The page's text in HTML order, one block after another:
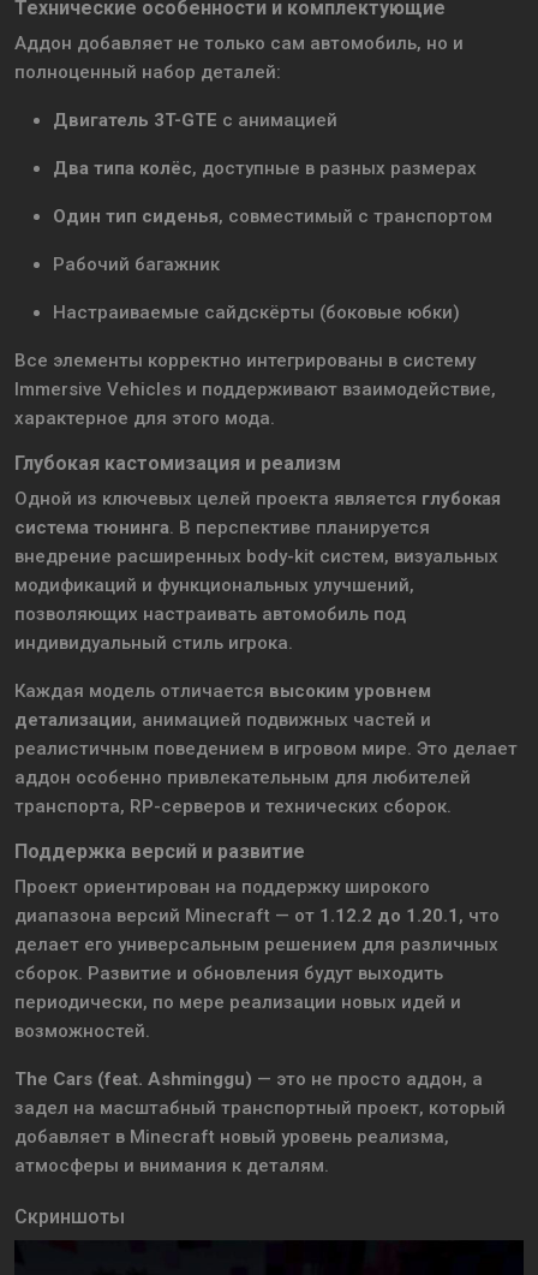
Технические особенности и комплектующие
Аддон добавляет не только сам автомобиль, но и
полноценный набор деталей:
Двигатель 3T-GTE с анимацией
Два типа колёс, доступные в разных размерах
Один тип сиденья, совместимый с транспортом
Рабочий багажник
Настраиваемые сайдскёрты (боковые юбки)
Все элементы корректно интегрированы в систему
Immersive Vehicles и поддерживают взаимодействие,
характерное для этого мода.
Глубокая кастомизация и реализм
Одной из ключевых целей проекта является глубокая
система тюнинга. В перспективе планируется
внедрение расширенных body-kit систем, визуальных
модификаций и функциональных улучшений,
позволяющих настраивать автомобиль под
индивидуальный стиль игрока.
Каждая модель отличается высоким уровнем
детализации, анимацией подвижных частей и
реалистичным поведением в игровом мире. Это делает
аддон особенно привлекательным для любителей
транспорта, RP-серверов и технических сборок.
Поддержка версий и развитие
Проект ориентирован на поддержку широкого
диапазона версий Minecraft — от 1.12.2 до 1.20.1 , что
делает его универсальным решением для различных
сборок. Развитие и обновления будут выходить
периодически, по мере реализации новых идей и
возможностей.
The Cars (feat. Ashminggu) — это не просто аддон, а
задел на масштабный транспортный проект, который
добавляет в Minecraft новый уровень реализма,
атмосферы и внимания к деталям.
Скриншоты